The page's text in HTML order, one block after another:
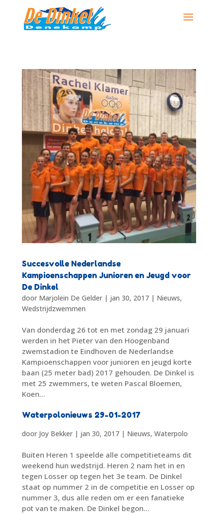
Succesvolle Nederlandse
Kampioenschappen Junioren en Jeugd voor
De Dinkel
door Marjolein De Gelder| jan 30, 2017| Nieuws,
Wedstrijdzwemmen
Van donderdag 26 tot en met zondag 29 januari
werden in het Pieter van den Hoogenband
zwemstadion te Eindhoven de Nederlandse
Kampioenschappen voor junioren en jeugd korte
baan (25 meter bad) 2017 gehouden. De Dinkel is
met 25 zwemmers, te weten Pascal Bloemen,
Koen...
Waterpolonieuws 29-01-2017
door Joy Bekker| jan 30, 2017| Nieuws, Waterpolo
Buiten Heren 1 speelde alle competitieteams dit
weekend hun wedstrijd. Heren 2 nam het in en
tegen Losser op tegen het 3e team. De Dinkel
staat op nummer 2 in de competitie en Losser op
nummer 3, dus alle reden om er een fanatieke
pot van te maken. De Dinkel begon...